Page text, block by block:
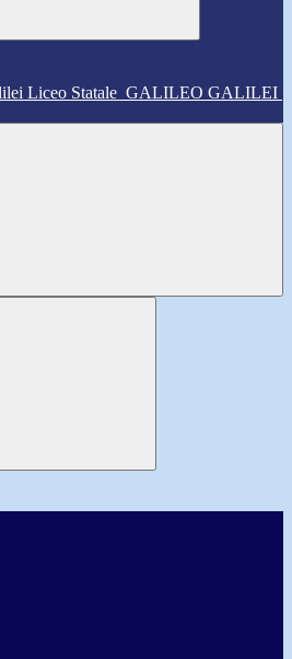
Liceo Statale GALILEO GALILEI